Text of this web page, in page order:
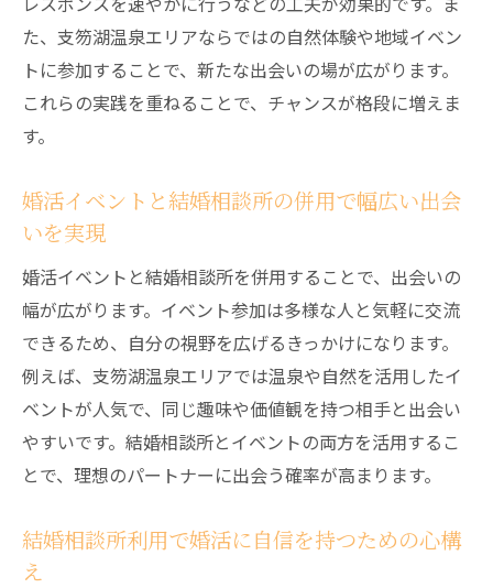
た、支笏湖温泉エリアならではの自然体験や地域イベン
トに参加することで、新たな出会いの場が広がります。
これらの実践を重ねることで、チャンスが格段に増えま
す。
婚活イベントと結婚相談所の併用で幅広い出会
いを実現
婚活イベントと結婚相談所を併用することで、出会いの
幅が広がります。イベント参加は多様な人と気軽に交流
できるため、自分の視野を広げるきっかけになります。
例えば、支笏湖温泉エリアでは温泉や自然を活用したイ
ベントが人気で、同じ趣味や価値観を持つ相手と出会い
やすいです。結婚相談所とイベントの両方を活用するこ
とで、理想のパートナーに出会う確率が高まります。
結婚相談所利用で婚活に自信を持つための心構
え